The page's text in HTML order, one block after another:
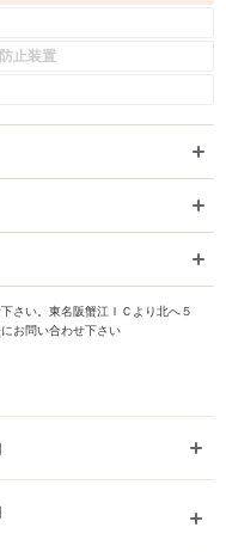
止装置
さい。東名阪蟹江ＩＣより北へ５
お問い合わせ下さい